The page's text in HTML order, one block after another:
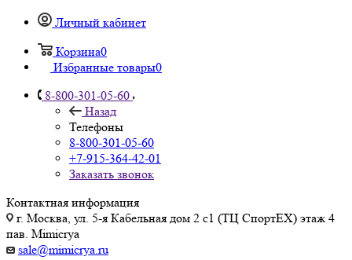
Личный кабинет
Корзина0
Избранные товары0
8-800-301-05-60
Назад
Телефоны
8-800-301-05-60
+7-915-364-42-01
Заказать звонок
Контактная информация
г. Москва, ул. 5-я Кабельная дом 2 с1 (ТЦ СпортEX) этаж 4
пав. Mimicrya
sale@mimicrya.ru